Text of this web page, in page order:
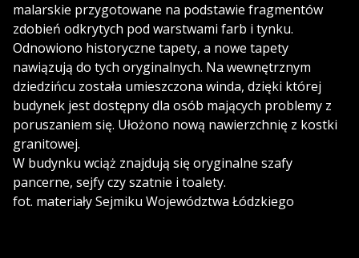
malarskie przygotowane na podstawie fragmentów
zdobień odkrytych pod warstwami farb i tynku.
Odnowiono historyczne tapety, a nowe tapety
nawiązują do tych oryginalnych. Na wewnętrznym
dziedzińcu została umieszczona winda, dzięki której
budynek jest dostępny dla osób mających problemy z
poruszaniem się. Ułożono nową nawierzchnię z kostki
granitowej.
W budynku wciąż znajdują się oryginalne szafy
pancerne, sejfy czy szatnie i toalety.
fot. materiały Sejmiku Województwa Łódzkiego